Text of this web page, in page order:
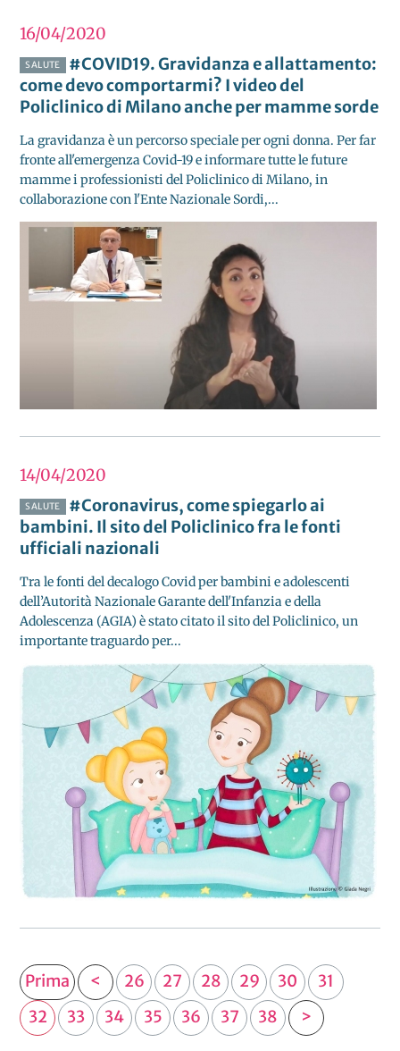
16/042020
SALUTE
#COVID19. Gravidanza e allattamento:
come devo comportarmi? I video del
Policlinico di Milano anche per mamme sorde
La gravidanza è un percorso speciale per ogni donna. Per far
fronte all'emergenza Covid-19 e informare tutte le future
mamme i professionisti del Policlinico di Milano, in
collaborazione con l'Ente Nazionale Sordi,...
14/042020
SALUTE
#Coronavirus, come spiegarlo ai
bambini. Il sito del Policlinico fra le fonti
ufficiali nazionali
Tra le fonti del decalogo Covid per bambini e adolescenti
dell’Autorità Nazionale Garante dell'Infanzia e della
Adolescenza (AGIA) è stato citato il sito del Policlinico, un
importante traguardo per...
Prima < 26 27 28 29 30
31
32
33 34 35 36 37 38 >